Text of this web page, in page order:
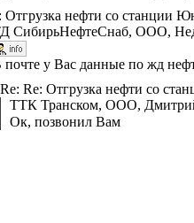
Отгрузка нефти со станции
СибирьНефтеСнаб, ООО,
почте у Вас данные по жд
Re: Re: Отгрузка нефти со
ТТК Транском, ООО,
Ок, позвонил Вам